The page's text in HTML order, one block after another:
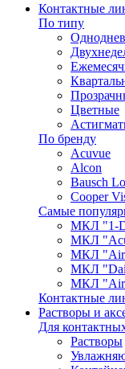
Контактные
По типу
Цветные
По бренду
Acuvue
Alcon
Bausch
Cooper
Самые
МКЛ "1-
МКЛ
МКЛ "Air
МКЛ
МКЛ "Air
Контактные
Растворы и
Для
Растворы